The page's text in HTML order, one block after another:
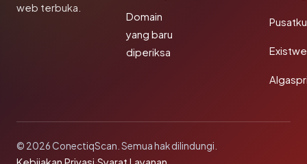
web terbuka.
Domain
yang baru
diperiksa
© 2026 ConectiqScan. Semua hak dilindungi.
·